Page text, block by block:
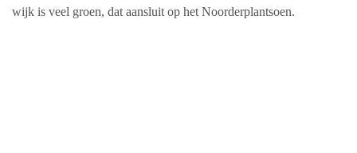
wijk is veel groen, dat aansluit op het Noorderplantsoen.